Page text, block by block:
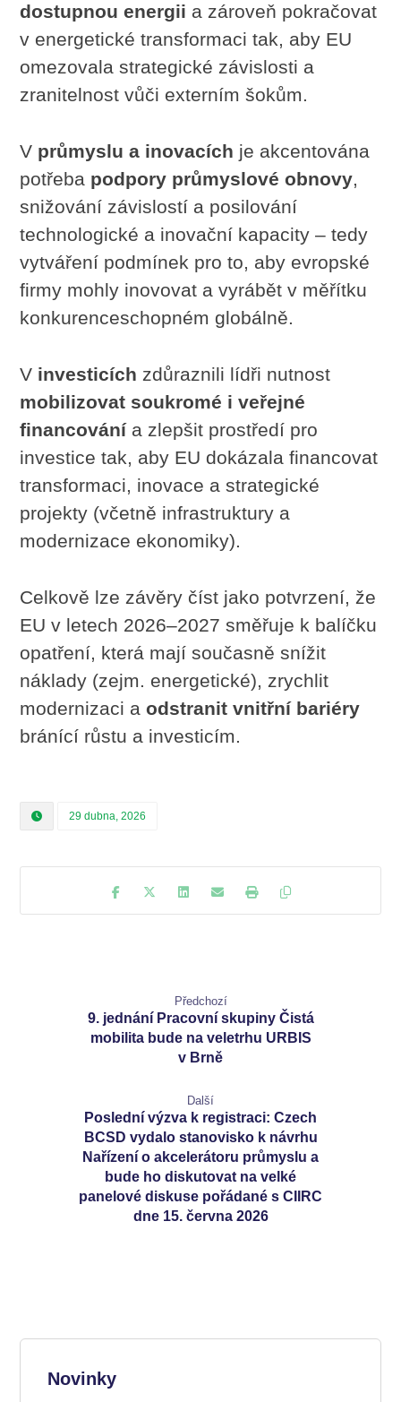
dostupnou energii a zároveň pokračovat
v energetické transformaci tak, aby EU
omezovala strategické závislosti a
zranitelnost vůči externím šokům.
V průmyslu a inovacích je akcentována
potřeba podpory průmyslové obnovy,
snižování závislostí a posilování
technologické a inovační kapacity – tedy
vytváření podmínek pro to, aby evropské
firmy mohly inovovat a vyrábět v měřítku
konkurenceschopném globálně.
V investicích zdůraznili lídři nutnost
mobilizovat soukromé i veřejné
financovánía zlepšit prostředí pro
investice tak, aby EU dokázala financovat
transformaci, inovace a strategické
projekty (včetně infrastruktury a
modernizace ekonomiky).
Celkově lze závěry číst jako potvrzení, že
EU v letech 2026–2027 směřuje k balíčku
opatření, která mají současně snížit
náklady (zejm. energetické), zrychlit
modernizaci aodstranit vnitřní bariéry
bránící růstu a investicím.
29 dubna, 2026
Předchozí
9. jednání Pracovní skupiny Čistá
mobilita bude na veletrhu URBIS
v Brně
Další
Poslední výzva k registraci: Czech
BCSD vydalo stanovisko k návrhu
Nařízení o akcelerátoru průmyslu a
bude ho diskutovat na velké
panelové diskuse pořádané s CIIRC
dne 15. června 2026
Novinky